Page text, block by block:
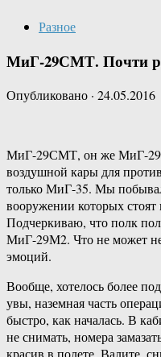
Разное
МиГ-29СМТ. Почти
Опубликовано · 24.05.2016
МиГ-29СМТ, он же МиГ-
воздушной кары для
только МиГ-35. Мы
вооружении которых
Подчеркиваю, что полк
МиГ-29М2. Что не может
эмоций.
Вообще, хотелось более
увы, наземная часть
быстро, как началась. В
не снимать, номера